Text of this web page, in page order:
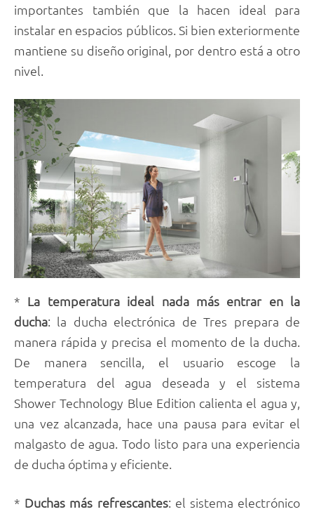
importantes también que la hacen ideal para
instalar en espacios públicos. Si bien exteriormente
mantiene su diseño original, por dentro está a otro
nivel.
* La temperatura ideal nada más entrar en la
ducha: la ducha electrónica de Tres prepara de
manera rápida y precisa el momento de la ducha.
De manera sencilla, el usuario escoge la
temperatura del agua deseada y el sistema
Shower Technology Blue Edition calienta el agua y,
una vez alcanzada, hace una pausa para evitar el
malgasto de agua. Todo listo para una experiencia
de ducha óptima y eficiente.
* Duchas más refrescantes: el sistema electrónico